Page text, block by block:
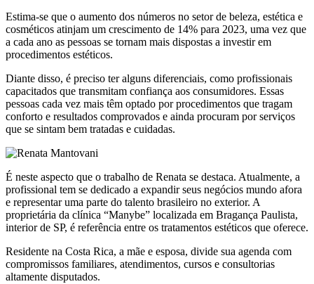
Estima-se que o aumento dos números no setor de beleza, estética e
cosméticos atinjam um crescimento de 14% para 2023, uma vez que
a cada ano as pessoas se tornam mais dispostas a investir em
procedimentos estéticos.
Diante disso, é preciso ter alguns diferenciais, como profissionais
capacitados que transmitam confiança aos consumidores. Essas
pessoas cada vez mais têm optado por procedimentos que tragam
conforto e resultados comprovados e ainda procuram por serviços
que se sintam bem tratadas e cuidadas.
É neste aspecto que o trabalho de Renata se destaca. Atualmente, a
profissional tem se dedicado a expandir seus negócios mundo afora
e representar uma parte do talento brasileiro no exterior. A
proprietária da clínica “Manybe” localizada em Bragança Paulista,
interior de SP, é referência entre os tratamentos estéticos que oferece.
Residente na Costa Rica, a mãe e esposa, divide sua agenda com
compromissos familiares, atendimentos, cursos e consultorias
altamente disputados.